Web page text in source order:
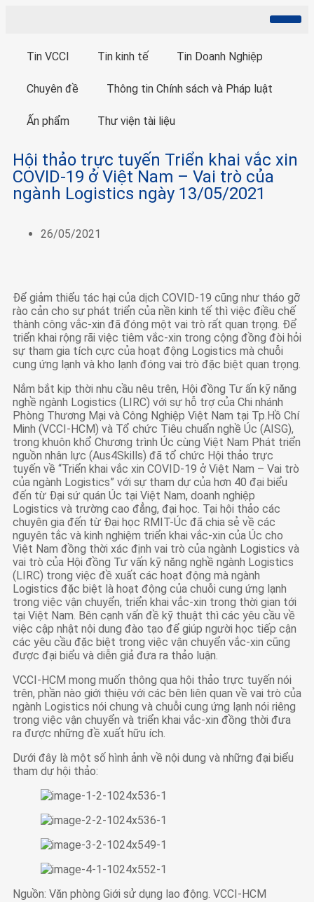
Tin VCCI Tin kinh tế Tin Doanh Nghiệp
Chuyên đề Thông tin Chính sách và Pháp luật
Ấn phẩm Thư viện tài liệu
Hội thảo trực tuyến Triển khai vắc xin
COVID-19 ở Việt Nam – Vai trò của
ngành Logistics ngày 13/05/2021
26/05/2021
Để giảm thiểu tác hại của dịch COVID-19 cũng như tháo gỡ
rào cản cho sự phát triển của nền kinh tế thì việc điều chế
thành công vắc-xin đã đóng một vai trò rất quan trọng. Để
triển khai rộng rãi việc tiêm vắc-xin trong cộng đồng đòi hỏi
sự tham gia tích cực của hoạt động Logistics mà chuỗi
cung ứng lạnh và kho lạnh đóng vai trò đặc biệt quan trọng.
Nắm bắt kịp thời nhu cầu nêu trên, Hội đồng Tư ấn kỹ năng
nghề ngành Logistics (LIRC) với sự hỗ trợ của Chi nhánh
Phòng Thương Mại và Công Nghiệp Việt Nam tại Tp.Hồ Chí
Minh (VCCI-HCM) và Tổ chức Tiêu chuẩn nghề Úc (AISG),
trong khuôn khổ Chương trình Úc cùng Việt Nam Phát triển
nguồn nhân lực (Aus4Skills) đã tổ chức Hội thảo trực
tuyến về “Triển khai vắc xin COVID-19 ở Việt Nam – Vai trò
của ngành Logistics” với sự tham dự của hơn 40 đại biểu
đến từ Đại sứ quán Úc tại Việt Nam, doanh nghiệp
Logistics và trường cao đẳng, đại học. Tại hội thảo các
chuyên gia đến từ Đại học RMIT-Úc đã chia sẻ về các
nguyên tắc và kinh nghiệm triển khai vắc-xin của Úc cho
Việt Nam đồng thời xác định vai trò của ngành Logistics và
vai trò của Hội đồng Tư vấn kỹ năng nghề ngành Logistics
(LIRC) trong việc đề xuất các hoạt động mà ngành
Logistics đặc biệt là hoạt động của chuỗi cung ứng lạnh
trong việc vận chuyển, triển khai vắc-xin trong thời gian tới
tại Việt Nam. Bên cạnh vấn đề kỹ thuật thì các yêu cầu về
việc cập nhật nội dung đào tạo để giúp người học tiếp cận
các yêu cầu đặc biệt trong việc vận chuyển vắc-xin cũng
được đại biểu và diễn giả đưa ra thảo luận.
VCCI-HCM mong muốn thông qua hội thảo trực tuyến nói
trên, phần nào giới thiệu với các bên liên quan về vai trò của
ngành Logistics nói chung và chuỗi cung ứng lạnh nói riêng
trong việc vận chuyển và triển khai vắc-xin đồng thời đưa
ra được những đề xuất hữu ích.
Dưới đây là một số hình ảnh về nội dung và những đại biểu
tham dự hội thảo:
Nguồn: Văn phòng Giới sử dụng lao động. VCCI-HCM